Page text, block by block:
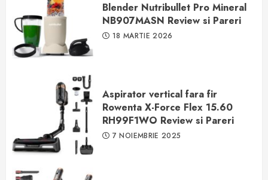
Blender Nutribullet Pro Mineral
NB907MASN Review si Pareri
18 MARTIE 2026
Aspirator vertical fara fir
Rowenta X-Force Flex 15.60
RH99F1WO Review si Pareri
7 NOIEMBRIE 2025